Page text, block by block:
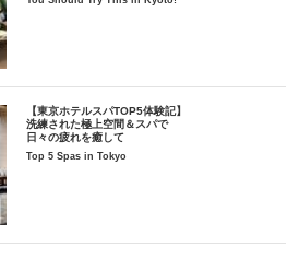
【東京ホテルスパTOP5体験記】
洗練された極上空間＆スパで
日々の疲れを癒して
Top 5 Spas in Tokyo